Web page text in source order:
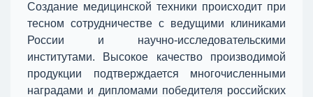
Создание медицинской техники происходит при
тесном сотрудничестве с ведущими клиниками
России и научно-исследовательскими
институтами. Высокое качество производимой
продукции подтверждается многочисленными
наградами и дипломами победителя российских